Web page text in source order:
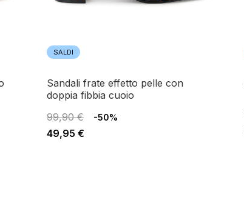
SALDI
sandali frate effetto pelle con
doppia fibbia cuoio
99,90 €
-50%
49,95 €